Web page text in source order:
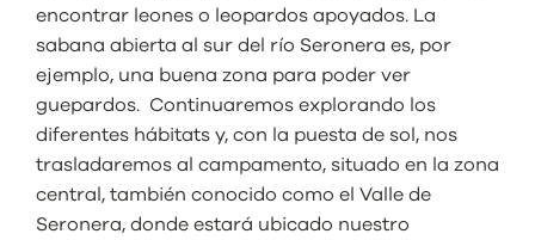
encontrar leones o leopardos apoyados. La
sabana abierta al sur del río Seronera es, por
ejemplo, una buena zona para poder ver
guepardos. Continuaremos explorando los
diferentes hábitats y, con la puesta de sol, nos
trasladaremos al campamento, situado en la zona
central, también conocido como el Valle de
Seronera, donde estará ubicado nuestro